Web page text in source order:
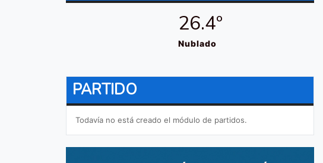
26.4º
Nublado
PARTIDO
Todavía no está creado el módulo de partidos.